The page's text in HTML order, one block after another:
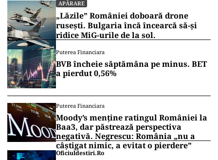
APĂRARE
„Lăzile” României doboară drone
rusești. Bulgaria încă încearcă să-și
ridice MiG-urile de la sol.
Puterea Financiara
BVB încheie săptămâna pe minus. BET
a pierdut 0,56%
Puterea Financiara
Moody’s menține ratingul României la
Baa3, dar păstrează perspectiva
negativă. Negrescu: România „nu a
câștigat nimic, a evitat o pierdere”
Oficiuldestiri.ro